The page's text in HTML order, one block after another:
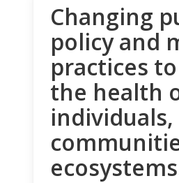
Changing
policy and
practices
the health
individuals,